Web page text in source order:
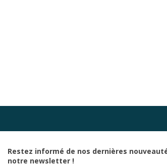
Restez informé de nos dernières
notre newsletter !